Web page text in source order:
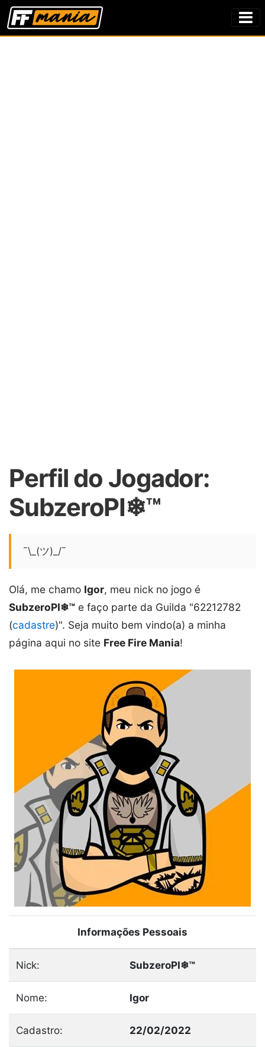
Perfil do Jogador:
SubzeroPI❄™
¯\_(ツ)_/¯
Olá, me chamo Igor, meu nick no jogo é
SubzeroPI❄™ e faço parte da Guilda "62212782
(cadastre)". Seja muito bem vindo(a) a minha
página aqui no site Free Fire Mania!
Informações Pessoais
Nick: SubzeroPI❄™
Nome: Igor
Cadastro: 22/02/2022